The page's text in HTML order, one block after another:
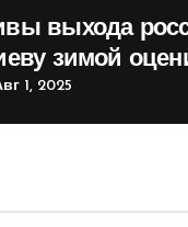
выхода
зимой
1, 2025